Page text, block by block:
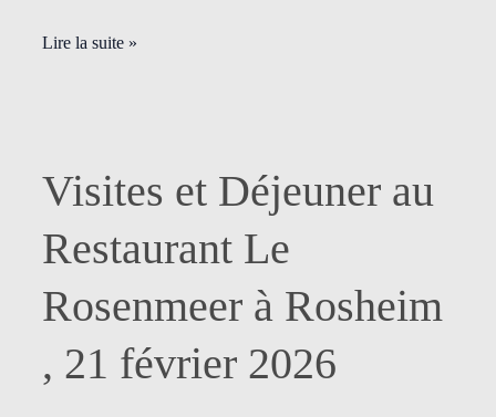
de
Lire la suite »
Visites et Déjeuner au
Restaurant Le
Rosenmeer à Rosheim
, 21 février 2026
Visites
et
Déjeuner
au
Le